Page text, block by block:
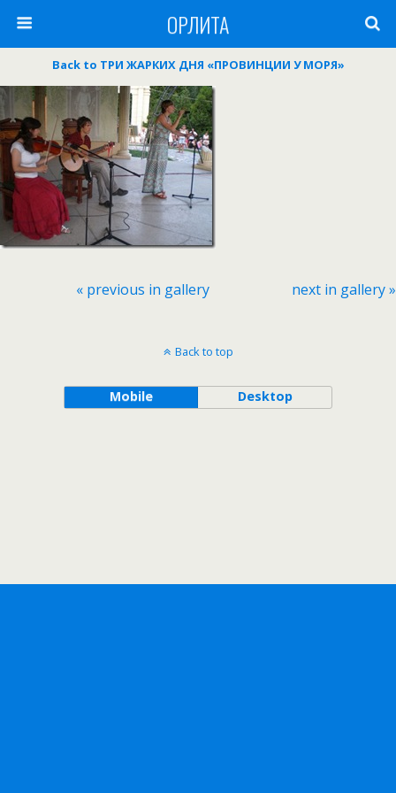
ОРЛИТА
Back to ТРИ ЖАРКИХ ДНЯ «ПРОВИНЦИИ У МОРЯ»
« previous in gallery next in gallery »
Back to top
Mobile Desktop